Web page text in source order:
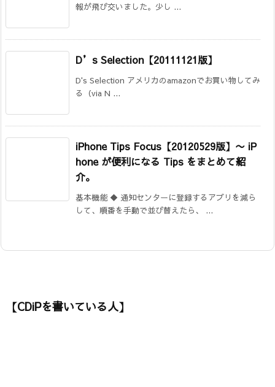
報が飛び交いました。少し ...
D’s Selection【20111121版】
D's Selection アメリカのamazonでお買い物してみ
る（via N ...
iPhone Tips Focus【20120529版】〜 iP
hone が便利になる Tips をまとめて紹
介。
基本機能 ◆ 通知センターに登録するアプリを減ら
して、順番を手動で並び替えたら、 ...
【CDiPを書いている人】